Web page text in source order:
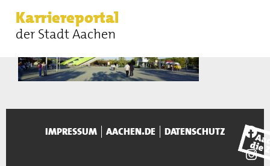
Karriereportal
der Stadt Aachen
IMPRESSUM AACHEN.DE DATENSCHUTZ